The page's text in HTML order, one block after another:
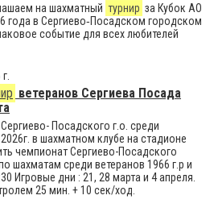
на шахматный турнир за Кубок АО
года в Сергиево‑Посадском городском
событие для всех любителей
ветеранов Сергиева Посада
Посадского г.о. среди
в шахматном клубе на стадионе
чемпионат Сергиево-Посадского
шахматам среди ветеранов 1966 г.р и
Игровые дни : 21, 28 марта и 4 апреля.
25 мин. + 10 сек/ход.